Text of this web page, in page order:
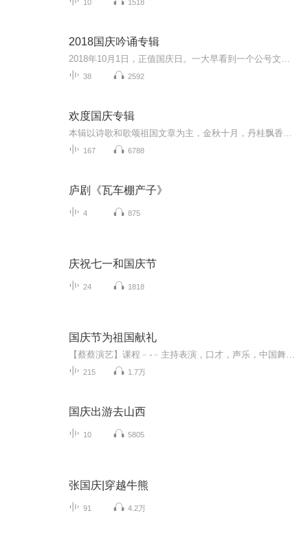
10 1518
2018国庆吟诵专辑
38 2592
欢度国庆专辑
167 6788
庐剧《瓦车棚产子》
4 875
庆祝七一和国庆节
24 1818
国庆节为祖国献礼
215 1.7万
国庆出游去山西
10 5805
张国庆|穿越牛熊
91 4.2万